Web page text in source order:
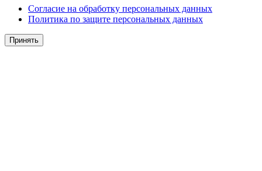
Согласие на обработку персональных данных
Политика по защите персональных данных
Принять